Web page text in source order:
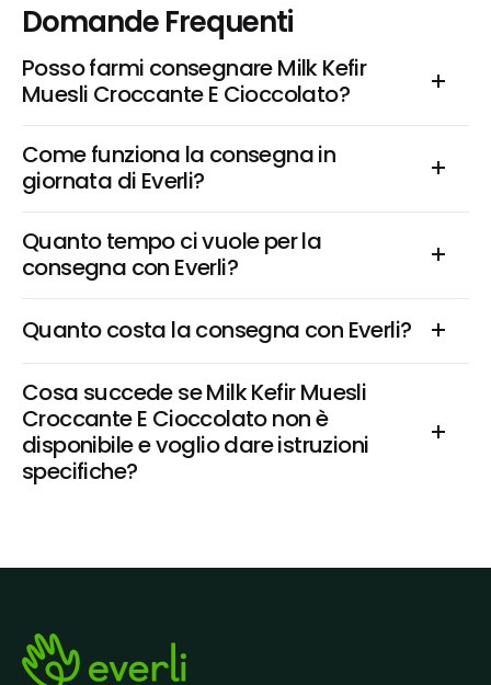
Domande Frequenti
Posso farmi consegnare Milk Kefir
Muesli Croccante E Cioccolato?
Come funziona la consegna in
giornata di Everli?
Quanto tempo ci vuole per la
consegna con Everli?
Quanto costa la consegna con Everli?
Cosa succede se Milk Kefir Muesli
Croccante E Cioccolato non è
disponibile e voglio dare istruzioni
specifiche?